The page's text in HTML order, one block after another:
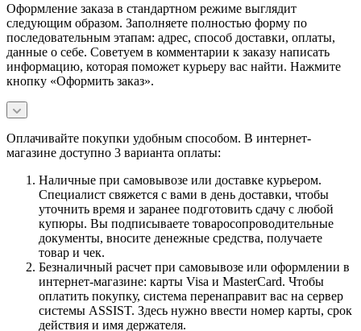
Оформление заказа в стандартном режиме выглядит
следующим образом. Заполняете полностью форму по
последовательным этапам: адрес, способ доставки, оплаты,
данные о себе. Советуем в комментарии к заказу написать
информацию, которая поможет курьеру вас найти. Нажмите
кнопку «Оформить заказ».
Оплачивайте покупки удобным способом. В интернет-
магазине доступно 3 варианта оплаты:
Наличные при самовывозе или доставке курьером.
Специалист свяжется с вами в день доставки, чтобы
уточнить время и заранее подготовить сдачу с любой
купюры. Вы подписываете товаросопроводительные
документы, вносите денежные средства, получаете
товар и чек.
Безналичный расчет при самовывозе или оформлении в
интернет-магазине: карты Visa и MasterCard. Чтобы
оплатить покупку, система перенаправит вас на сервер
системы ASSIST. Здесь нужно ввести номер карты, срок
действия и имя держателя.